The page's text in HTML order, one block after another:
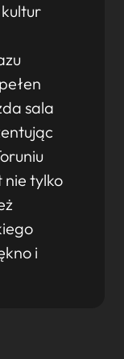
sala
nie tylko
i